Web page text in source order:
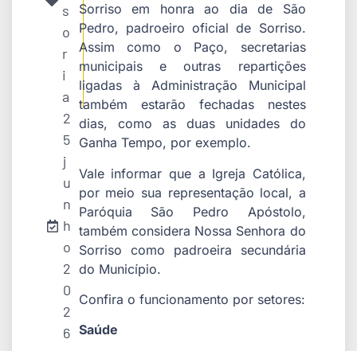
s
o
r
i
a
2
5
j
u
n
h
o
2
0
2
6
Sorriso em honra ao dia de São
Pedro, padroeiro oficial de Sorriso.
Assim como o Paço, secretarias
municipais e outras repartições
ligadas à Administração Municipal
também estarão fechadas nestes
dias, como as duas unidades do
Ganha Tempo, por exemplo.
Vale informar que a Igreja Católica,
por meio sua representação local, a
Paróquia São Pedro Apóstolo,
também considera Nossa Senhora do
Sorriso como padroeira secundária
do Município.
Confira o funcionamento por setores:
Saúde